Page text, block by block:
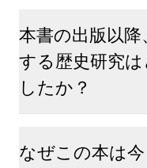
本書の出版以
する歴史研究
したか？
なぜこの本は